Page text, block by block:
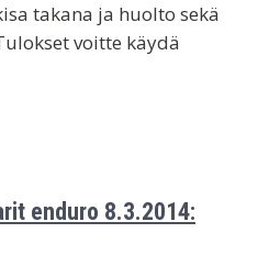
takana ja huolto sekä
voitte käydä
enduro 8.3.2014: